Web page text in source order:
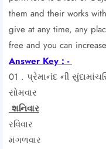
them and their works
give at any time, any
free and you can
Answer Key : -
01 . પ્રેમાનંદ ની
સોમવાર
શનિવાર
રવિવાર
મંગળવાર